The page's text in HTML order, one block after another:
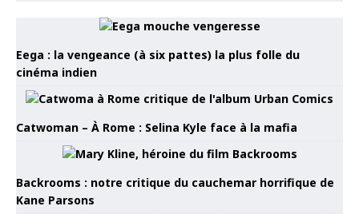
Eega : la vengeance (à six pattes) la plus folle du
cinéma indien
Catwoman – À Rome : Selina Kyle face à la mafia
Backrooms : notre critique du cauchemar horrifique de
Kane Parsons